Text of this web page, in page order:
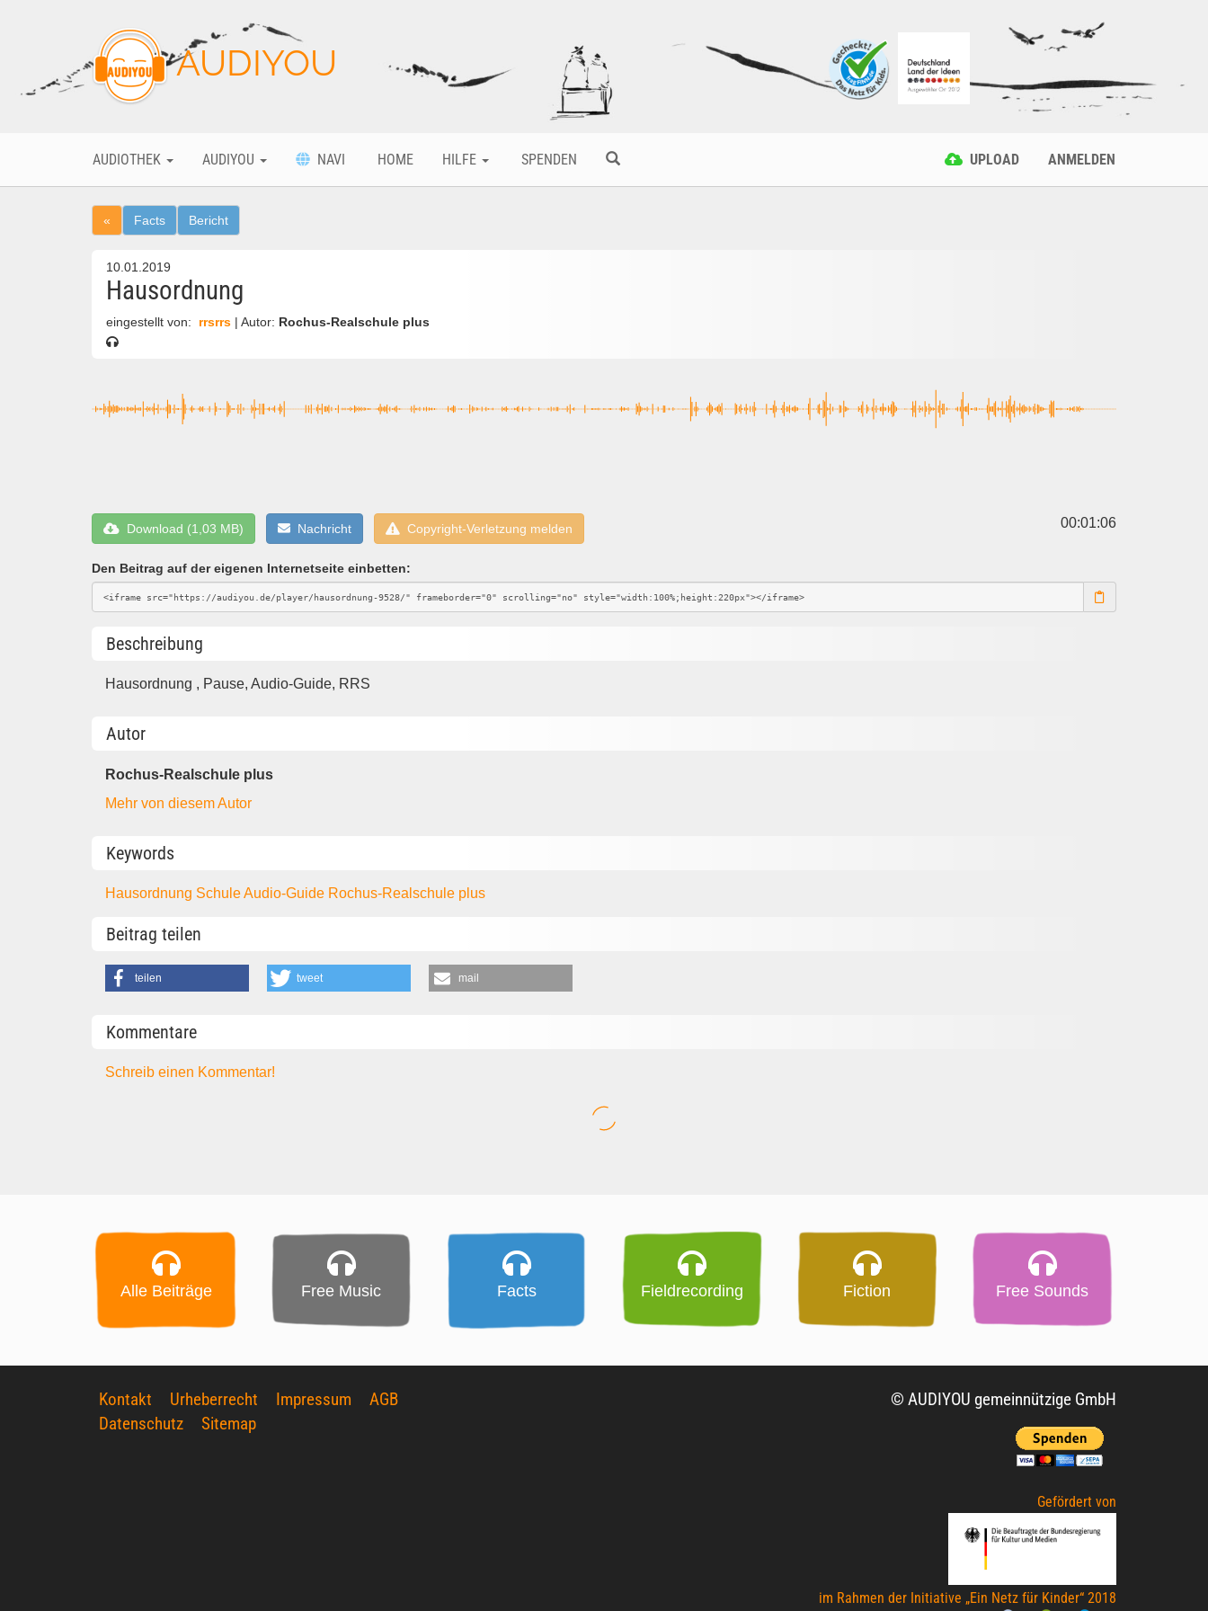
AUDIYOU
AUDIOTHEK AUDIYOU NAVI HOME HILFE SPENDEN UPLOAD ANMELDEN
« Facts Bericht
10.01.2019
Hausordnung
eingestellt von: rrsrrs | Autor: Rochus-Realschule plus
Download (1,03 MB) Nachricht Copyright-Verletzung melden 00:01:06
Den Beitrag auf der eigenen Internetseite einbetten:
Beschreibung
Hausordnung , Pause, Audio-Guide, RRS
Autor
Rochus-Realschule plus
Mehr von diesem Autor
Keywords
Hausordnung SchuleAudio-Guide Rochus-Realschule plus
Beitrag teilen
teilen tweet mail
Kommentare
Schreib einen Kommentar!
Alle Beiträge Free Music Facts Fieldrecording Fiction Free Sounds
Kontakt Urheberrecht Impressum
AGB
Datenschutz
Sitemap
© AUDIYOU gemeinnützige GmbH
Gefördert von
im Rahmen der Initiative „Ein Netz für Kinder“ 2018